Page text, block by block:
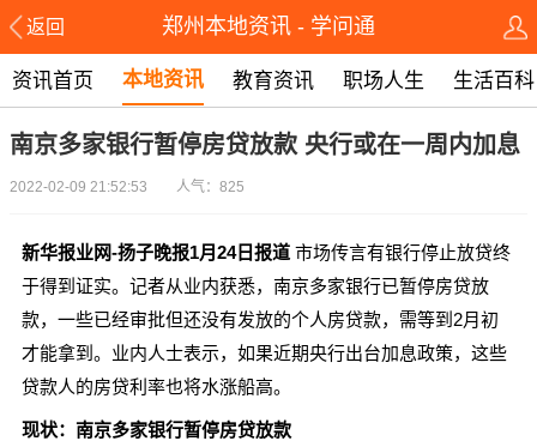
返回 郑州本地资讯 - 学问通
资讯首页 本地资讯 教育资讯 职场人生 生活百科
南京多家银行暂停房贷放款 央行或在一周内加息
2022-02-09 21:52:53 人气：825
新华报业网-扬子晚报1月24日报道 市场传言有银行停止放贷终
于得到证实。记者从业内获悉，南京多家银行已暂停房贷放
款，一些已经审批但还没有发放的个人房贷款，需等到2月初
才能拿到。业内人士表示，如果近期央行出台加息政策，这些
贷款人的房贷利率也将水涨船高。
现状：南京多家银行暂停房贷放款